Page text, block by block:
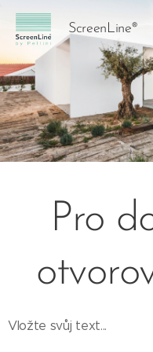
ScreenLine®
Pro
Vložte svůj text...